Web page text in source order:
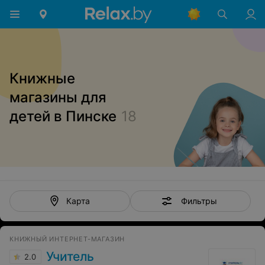
Книжные
магазины для
детей в Пинске 18
Карта Фильтры
КНИЖНЫЙ ИНТЕРНЕТ-МАГАЗИН
2.0 Учитель